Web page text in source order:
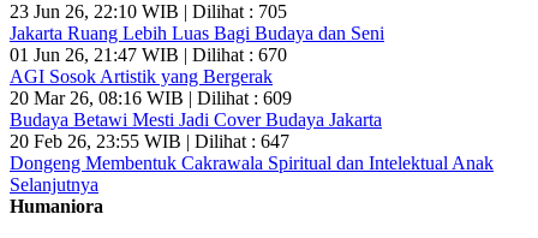
23 Jun 26, 22:10 WIB | Dilihat : 705
Jakarta Ruang Lebih Luas Bagi Budaya dan Seni
01 Jun 26, 21:47 WIB | Dilihat : 670
AGI Sosok Artistik yang Bergerak
20 Mar 26, 08:16 WIB | Dilihat : 609
Budaya Betawi Mesti Jadi Cover Budaya Jakarta
20 Feb 26, 23:55 WIB | Dilihat : 647
Dongeng Membentuk Cakrawala Spiritual dan Intelektual Anak
Selanjutnya
Humaniora